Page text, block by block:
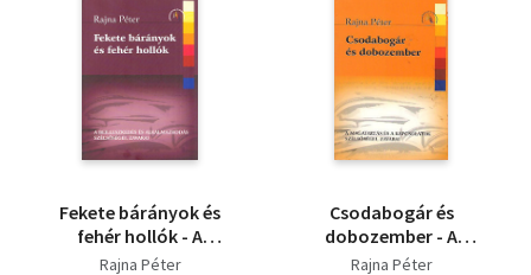
Fekete bárányok és
fehér hollók - A
beilleszkedés és
Rajna Péter
Csodabogár és
dobozember - A
magatartás és a
Rajna Péter